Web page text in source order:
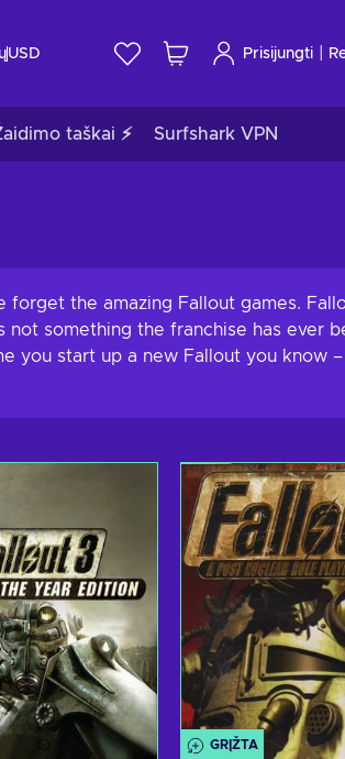
USD Prisijungti
taškai ⚡ Surfshark VPN
the amazing Fallout games.
something the franchise has ever
you start up a new Fallout you know –
GRĮŽTA